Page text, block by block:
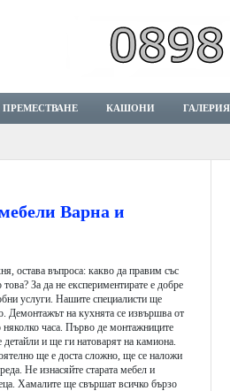
КАШОНИ ГАЛЕРИЯ
Варна и
остава въпроса: какво да правим със
За да не експериментирате е добре
услуги. Нашите специалисти ще
Демонтажът на кухнята се извършва от
часа. Първо де монтажниците
и ще ги натоварят на камиона.
ще е доста сложно, ще се наложи
Не изнасяйте старата мебел и
Хамалите ще свършат всичко бързо